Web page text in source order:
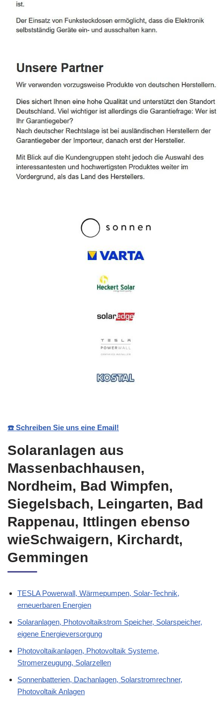
☎️ Schreiben Sie uns eine Email!
Solaranlagen aus
Massenbachhausen,
Nordheim, Bad Wimpfen,
Siegelsbach, Leingarten, Bad
Rappenau, Ittlingen ebenso
wieSchwaigern, Kirchardt,
Gemmingen
TESLA Powerwall, Wärmepumpen, Solar-Technik,
erneuerbaren Energien
Solaranlagen, Photovoltaikstrom Speicher, Solarspeicher,
eigene Energieversorgung
Photovoltaikanlagen, Photovoltaik Systeme,
Stromerzeugung, Solarzellen
Sonnenbatterien, Dachanlagen, Solarstromrechner,
Photovoltaik Anlagen